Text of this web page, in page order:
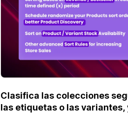
Clasifica las colecciones
las etiquetas o las